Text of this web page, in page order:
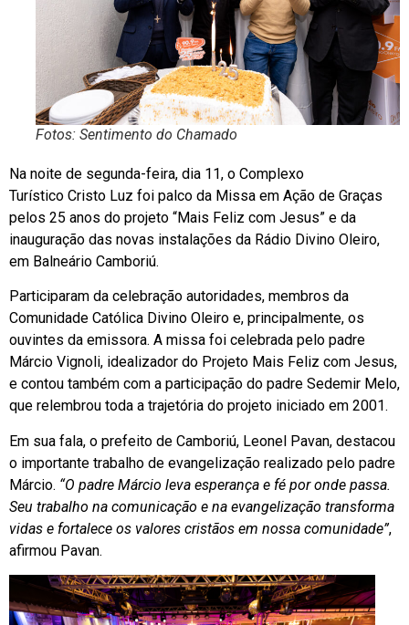
Fotos: Sentimento do Chamado
Na noite de segunda-feira, dia 11, o Complexo
Turístico Cristo Luz foi palco da Missa em Ação de Graças
pelos 25 anos do projeto “Mais Feliz com Jesus” e da
inauguração das novas instalações da Rádio Divino Oleiro,
em Balneário Camboriú.
Participaram da celebração autoridades, membros da
Comunidade Católica Divino Oleiro e, principalmente, os
ouvintes da emissora. A missa foi celebrada pelo padre
Márcio Vignoli, idealizador do Projeto Mais Feliz com Jesus,
e contou também com a participação do padre Sedemir Melo,
que relembrou toda a trajetória do projeto iniciado em 2001.
Em sua fala, o prefeito de Camboriú, Leonel Pavan, destacou
o importante trabalho de evangelização realizado pelo padre
Márcio. “O padre Márcio leva esperança e fé por onde passa.
Seu trabalho na comunicação e na evangelização transforma
vidas e fortalece os valores cristãos em nossa comunidade”,
afirmou Pavan.